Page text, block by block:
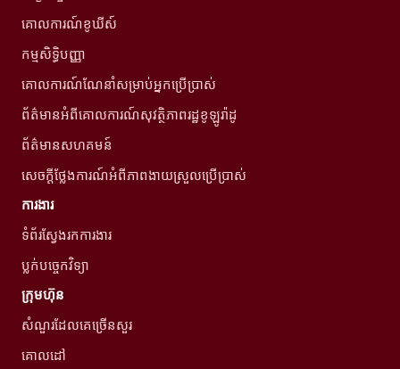
គោលការណ៍ខូឃីស៍
កម្មសិទ្ធិបញ្ញា
គោលការណ៍ណែនាំសម្រាប់អ្នកប្រើប្រាស់
ព័ត៌មានអំពីគោលការណ៍សុវត្ថិភាពរដ្ឋខូឡូរ៉ាដូ
ព័ត៌មានសហគមន៍
សេចក្តីថ្លែងការណ៍អំពីភាពងាយស្រួលប្រើប្រាស់
ការងារ
ទំព័រស្វែងរកការងារ
ប្លក់បច្ចេកវិទ្យា
ក្រុមហ៊ុន
សំណួរដែលគេច្រើនសួរ
គោលដៅ